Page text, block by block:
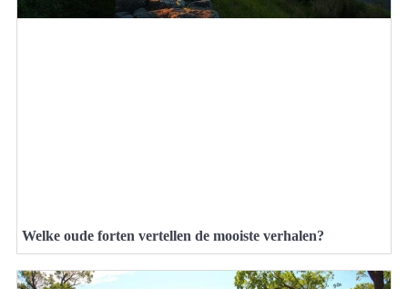
Welke oude forten vertellen de mooiste verhalen?